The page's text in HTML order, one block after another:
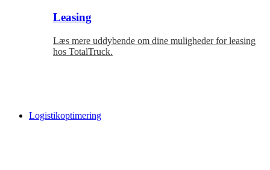
Leasing
Læs mere uddybende om dine muligheder for leasing
hos TotalTruck.
Logistikoptimering